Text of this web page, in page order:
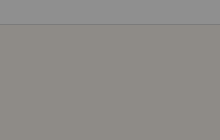
Fondation Abbé­Pierre, ce sont
Et ce sont sans doute près de 2
qu'elle ne s'exprime pas toujours